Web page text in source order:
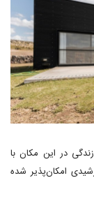
در این مکان با
امکان‌پذیر شده